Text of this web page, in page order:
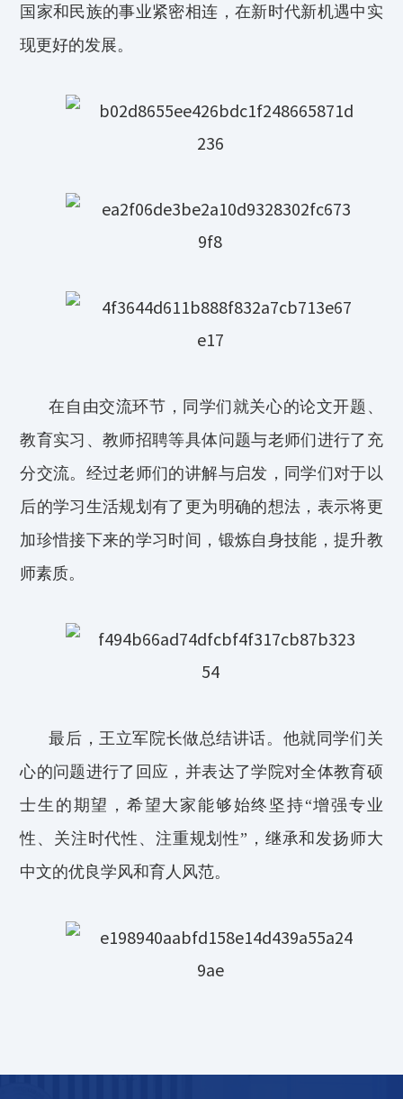
国家和民族的事业紧密相连，在新时代新机遇中实
现更好的发展。
在自由交流环节，同学们就关心的论文开题、
教育实习、教师招聘等具体问题与老师们进行了充
分交流。经过老师们的讲解与启发，同学们对于以
后的学习生活规划有了更为明确的想法，表示将更
加珍惜接下来的学习时间，锻炼自身技能，提升教
师素质。
最后，王立军院长做总结讲话。他就同学们关
心的问题进行了回应，并表达了学院对全体教育硕
士生 的期望，希望大家能够始终坚持“增强专业
性、关注时代性、注重规划性”， 继承和发扬师大
中文的优良学风和育人风范。